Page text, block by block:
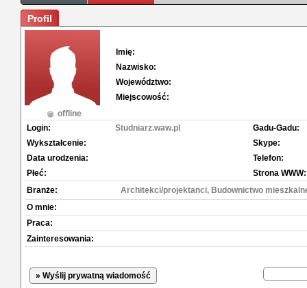
Profil
offline
Imię:
Nazwisko:
Województwo:
Miejscowość:
Login:
Studniarz.waw.pl
Wykształcenie:
Data urodzenia:
Płeć:
Gadu-Gadu:
Skype:
Telefon:
Strona WWW:
Branże:
Architekci/projektanci, Budownictwo
O mnie:
Praca:
Zainteresowania:
» Wyślij prywatną wiadomość